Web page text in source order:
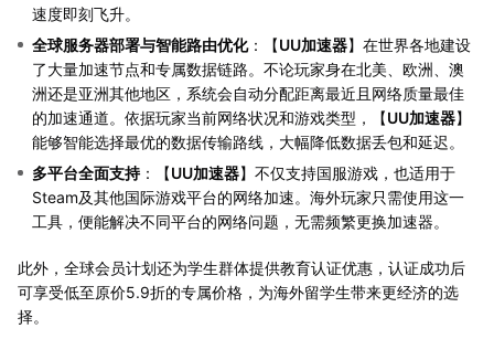
速度即刻飞升。
全球服务器部署与智能路由优化：【UU加速器】在世界各地建设
了大量加速节点和专属数据链路。不论玩家身在北美、欧洲、澳
洲还是亚洲其他地区，系统会自动分配距离最近且网络质量最佳
的加速通道。依据玩家当前网络状况和游戏类型，【UU加速器】
能够智能选择最优的数据传输路线，大幅降低数据丢包和延迟。
多平台全面支持：【UU加速器】不仅支持国服游戏，也适用于
Steam及其他国际游戏平台的网络加速。海外玩家只需使用这一
工具，便能解决不同平台的网络问题，无需频繁更换加速器。
此外，全球会员计划还为学生群体提供教育认证优惠，认证成功后
可享受低至原价5.9折的专属价格，为海外留学生带来更经济的选
择。